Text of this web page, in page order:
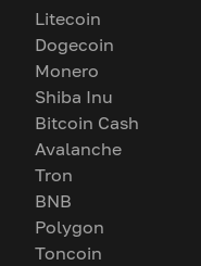
Litecoin
Dogecoin
Monero
Shiba Inu
Bitcoin Cash
Avalanche
Tron
BNB
Polygon
Toncoin